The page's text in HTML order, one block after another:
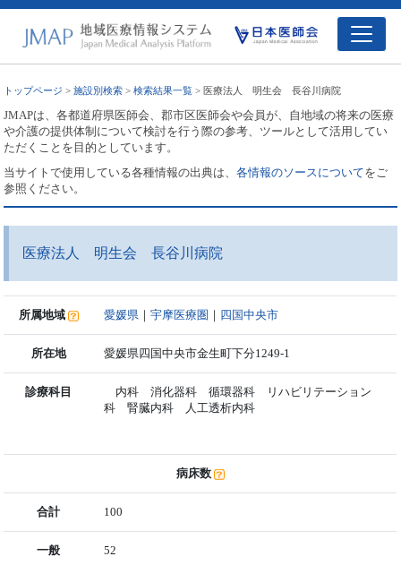
トップページ >施設別検索 >検索結果一覧 > 医療法人 明生会 長谷川病院
JMAPは、各都道府県医師会、郡市区医師会や会員が、自地域の将来の医療
や介護の提供体制について検討を行う際の参考、ツールとして活用してい
ただくことを目的としています。
当サイトで使用している各種情報の出典は、各情報のソースについてをご
参照ください。
医療法人 明生会 長谷川病院
所属地域 愛媛県 ｜宇摩医療圏 ｜ 四国中央市
所在地 愛媛県四国中央市金生町下分1249-1
診療科目
内科 消化器科 循環器科 リハビリテーション
科 腎臓内科 人工透析内科
病床数
合計 100
一般 52